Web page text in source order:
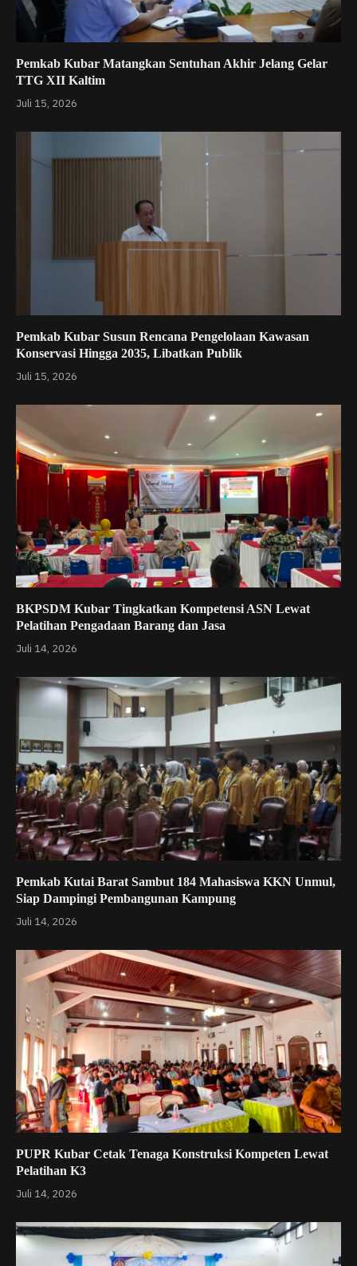
Pemkab Kubar Matangkan Sentuhan Akhir Jelang Gelar
TTG XII Kaltim
Juli 15, 2026
Pemkab Kubar Susun Rencana Pengelolaan Kawasan
Konservasi Hingga 2035, Libatkan Publik
Juli 15, 2026
BKPSDM Kubar Tingkatkan Kompetensi ASN Lewat
Pelatihan Pengadaan Barang dan Jasa
Juli 14, 2026
Pemkab Kutai Barat Sambut 184 Mahasiswa KKN Unmul,
Siap Dampingi Pembangunan Kampung
Juli 14, 2026
PUPR Kubar Cetak Tenaga Konstruksi Kompeten Lewat
Pelatihan K3
Juli 14, 2026